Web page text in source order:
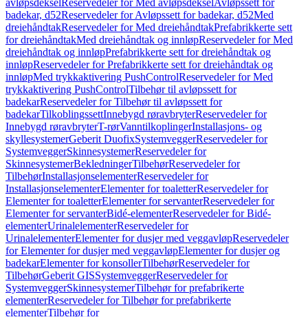
avløpsdekselReservedeler for Med avløpsdekselAvløpssett for
badekar, d52Reservedeler for Avløpssett for badekar, d52Med
dreiehåndtakReservedeler for Med dreiehåndtakPrefabrikkerte sett
for dreiehåndtakMed dreiehåndtak og innløpReservedeler for Med
dreiehåndtak og innløpPrefabrikkerte sett for dreiehåndtak og
innløpReservedeler for Prefabrikkerte sett for dreiehåndtak og
innløpMed trykkaktivering PushControlReservedeler for Med
trykkaktivering PushControlTilbehør til avløpssett for
badekarReservedeler for Tilbehør til avløpssett for
badekarTilkoblingssettInnebygd røravbryterReservedeler for
Innebygd røravbryterT-rørVanntilkoplingerInstallasjons- og
skyllesystemerGeberit DuofixSystemveggerReservedeler for
SystemveggerSkinnesystemerReservedeler for
SkinnesystemerBekledningerTilbehørReservedeler for
TilbehørInstallasjonselementerReservedeler for
InstallasjonselementerElementer for toaletterReservedeler for
Elementer for toaletterElementer for servanterReservedeler for
Elementer for servanterBidé-elementerReservedeler for Bidé-
elementerUrinalelementerReservedeler for
UrinalelementerElementer for dusjer med veggavløpReservedeler
for Elementer for dusjer med veggavløpElementer for dusjer og
badekarElementer for konsollerTilbehørReservedeler for
TilbehørGeberit GISSystemveggerReservedeler for
SystemveggerSkinnesystemerTilbehør for prefabrikerte
elementerReservedeler for Tilbehør for prefabrikerte
elementerTilbehør for